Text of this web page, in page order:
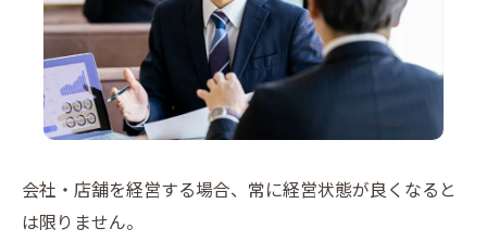
会社・店舗を経営する場合、常に経営状態が良くなると
は限りません。